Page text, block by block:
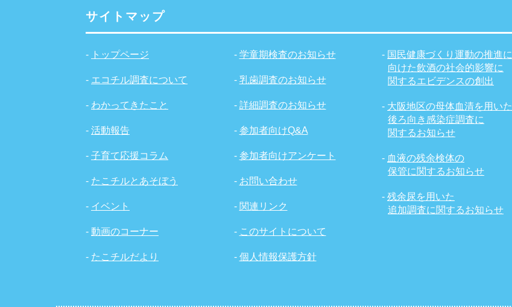
サイトマップ
- トップページ
- エコチル調査について
- わかってきたこと
- 活動報告
- 子育て応援コラム
- たこチルとあそぼう
- イベント
- 動画のコーナー
- たこチルだより
- 学童期検査のお知らせ
- 乳歯調査のお知らせ
- 詳細調査のお知らせ
- 参加者向けQ&A
- 参加者向けアンケート
- お問い合わせ
- 関連リンク
- このサイトについて
- 個人情報保護方針
- 国民健康づくり運動の推進に
向けた飲酒の社会的影響に
関するエビデンスの創出
- 大阪地区の母体血清を用いた
後ろ向き感染症調査に
関するお知らせ
- 血液の残余検体の
保管に関するお知らせ
-残余尿を用いた
追加調査に関するお知らせ